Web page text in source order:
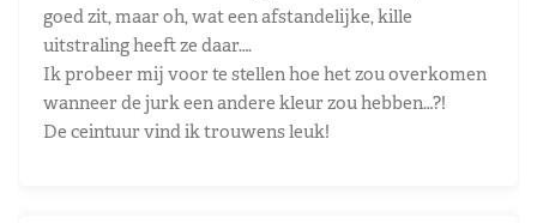
goed zit, maar oh, wat een afstandelijke, kille
uitstraling heeft ze daar….
Ik probeer mij voor te stellen hoe het zou overkomen
wanneer de jurk een andere kleur zou hebben…?!
De ceintuur vind ik trouwens leuk!